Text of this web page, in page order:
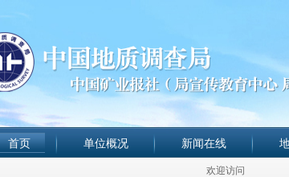
首页
欢迎访问
单位概况 新闻在线